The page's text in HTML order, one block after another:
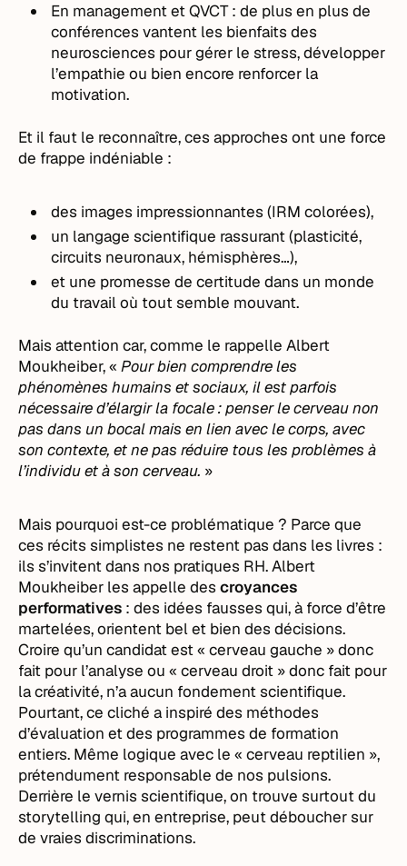
En management et QVCT : de plus en plus de
conférences vantent les bienfaits des
neurosciences pour gérer le stress, développer
l’empathie ou bien encore renforcer la
motivation.
Et il faut le reconnaître, ces approches ont une force
de frappe indéniable :
des images impressionnantes (IRM colorées),
un langage scientifique rassurant (plasticité,
circuits neuronaux, hémisphères…),
et une promesse de certitude dans un monde
du travail où tout semble mouvant.
Mais attention car, comme le rappelle Albert
Moukheiber, «Pour bien comprendre les
phénomènes humains et sociaux, il est parfois
nécessaire d’élargir la focale : penser le cerveau non
pas dans un bocal mais en lien avec le corps, avec
son contexte, et ne pas réduire tous les problèmes à
l’individu et à son cerveau. »
Mais pourquoi est-ce problématique ? Parce que
ces récits simplistes ne restent pas dans les livres :
ils s’invitent dans nos pratiques RH. Albert
Moukheiber les appelle descroyances
performatives : des idées fausses qui, à force d’être
martelées, orientent bel et bien des décisions.
Croire qu’un candidat est « cerveau gauche » donc
fait pour l’analyse ou « cerveau droit » donc fait pour
la créativité, n’a aucun fondement scientifique.
Pourtant, ce cliché a inspiré des méthodes
d’évaluation et des programmes de formation
entiers. Même logique avec le « cerveau reptilien »,
prétendument responsable de nos pulsions.
Derrière le vernis scientifique, on trouve surtout du
storytelling qui, en entreprise, peut déboucher sur
de vraies discriminations.